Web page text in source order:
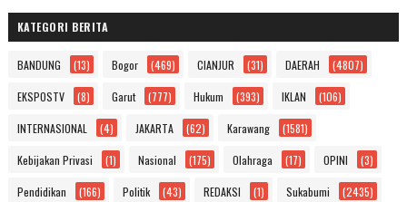
KATEGORI BERITA
BANDUNG (13) Bogor (469) CIANJUR (31) DAERAH (4807)
EKSPOSTV (8) Garut (777) Hukum (393) IKLAN (106)
INTERNASIONAL (4) JAKARTA (62) Karawang (1581)
Kebijakan Privasi (1) Nasional (175) Olahraga (17) OPINI (3)
Pendidikan (166) Politik (43) REDAKSI (1) Sukabumi (2435)